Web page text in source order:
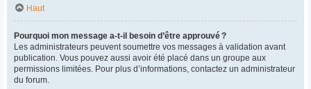
Haut
Pourquoi mon message a-t-il besoin d’être approuvé ?
Les administrateurs peuvent soumettre vos messages à validation avant
publication. Vous pouvez aussi avoir été placé dans un groupe aux
permissions limitées. Pour plus d’informations, contactez un administrateur
du forum.